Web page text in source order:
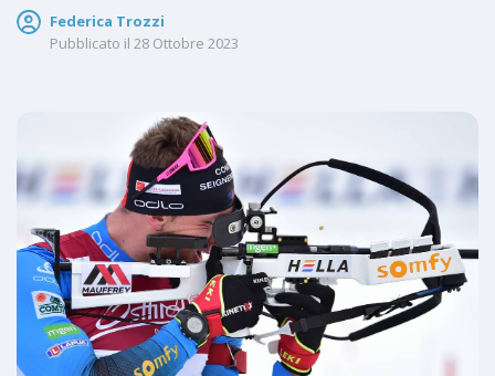
Federica Trozzi
Pubblicato il 28 Ottobre 2023